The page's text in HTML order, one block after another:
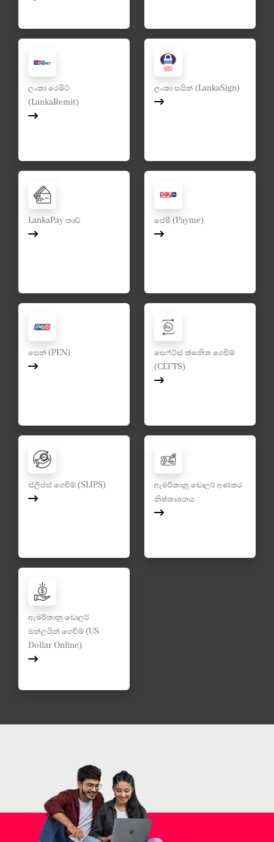
ලංකා රෙමිට්
(LankaRemit)
ලංකා සයින් (LankaSign)
LankaPay කාඩ් පේමී (Payme)
පෙන් (PEN)
සෙෆ්ට්ස් ක්ෂනික ගෙවීම්
(CEFTS)
ස්ලිප්ස් ගෙවීම් (SLIPS)
ඇමරිකානු ඩොලර් අණකර
නිෂ්කාශනය
ඇමරිකානු ඩොලර්
ඔන්ලයින් ගෙවීම් (US
Dollar Online)